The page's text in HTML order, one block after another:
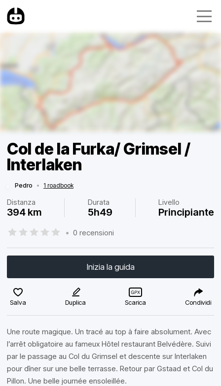
Col de la Furka/ Grimsel /
Interlaken
Pedro • 1 roadbook
Distanza
394 km
Durata
5h49
Livello
Principiante
• 0 recensioni
Inizia la guida
Salva Duplica Scarica Condividi
Une route magique. Un tracé au top à faire absolument. Avec
l’arrêt obligatoire au fameux Hôtel restaurant Belvédère. Suivi
par le passage au Col du Grimsel et descente sur Interlaken
pour dîner sur une belle terrasse. Retour par Gstaad et Col du
Pillon. Une belle journée ensoleillée.